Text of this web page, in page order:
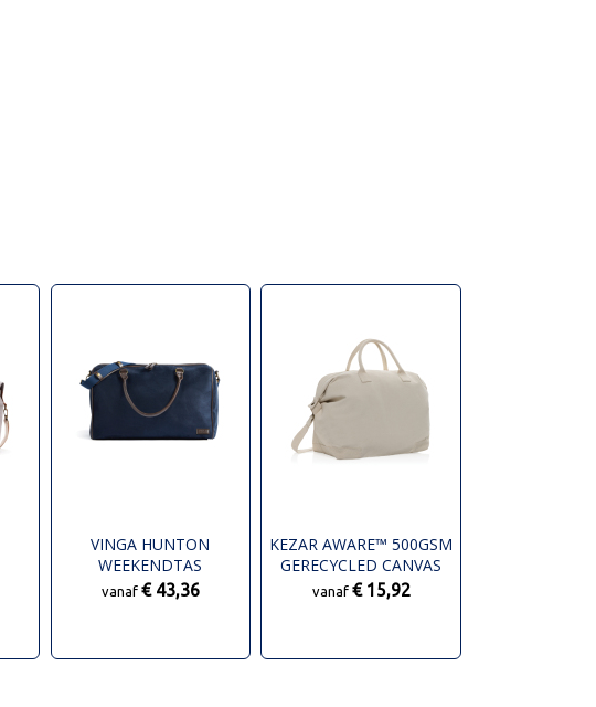
VINGA HUNTON
WEEKENDTAS
vanaf € 43,36
KEZAR AWARE™ 500GSM
GERECYCLED CANVAS
DELUXE WEEKENDTAS
vanaf € 15,92